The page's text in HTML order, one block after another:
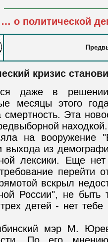
… о политической
кризис
даже в
месяцы этого
Эта
находкой.
на вооружение
из
лексики. Еще
перейти
вскрыл
России", не быть
детей - нет тебе
мэр М.